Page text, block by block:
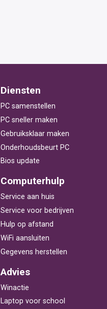
Diensten
PC samenstellen
PC sneller maken
Gebruiksklaar maken
Onderhoudsbeurt PC
Bios update
Computerhulp
Service aan huis
Service voor bedrijven
Hulp op afstand
WiFi aansluiten
Gegevens herstellen
Advies
Winactie
Laptop voor school